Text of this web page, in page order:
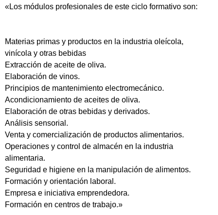
«Los módulos profesionales de este ciclo formativo son:
Materias primas y productos en la industria oleícola,
vinícola y otras bebidas
Extracción de aceite de oliva.
Elaboración de vinos.
Principios de mantenimiento electromecánico.
Acondicionamiento de aceites de oliva.
Elaboración de otras bebidas y derivados.
Análisis sensorial.
Venta y comercialización de productos alimentarios.
Operaciones y control de almacén en la industria
alimentaria.
Seguridad e higiene en la manipulación de alimentos.
Formación y orientación laboral.
Empresa e iniciativa emprendedora.
Formación en centros de trabajo.»